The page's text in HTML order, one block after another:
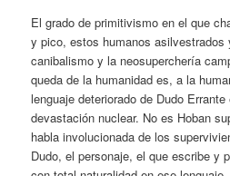
El grado de primitivismo en el que
y pico, estos humanos asilvestrados
canibalismo y la neosuperchería
queda de la humanidad es, a la
lenguaje deteriorado de Dudo
devastación nuclear. No es Hoban
habla involucionada de los
Dudo, el personaje, el que escribe y